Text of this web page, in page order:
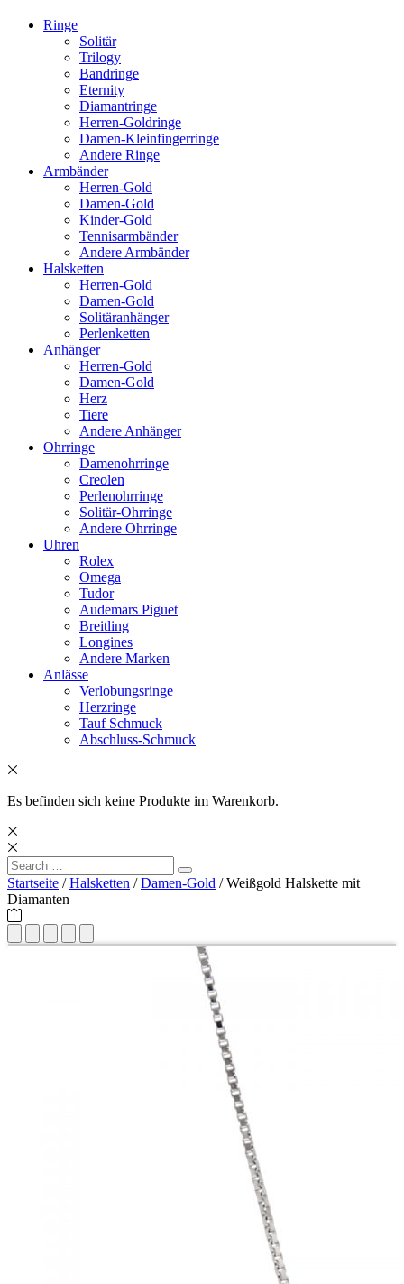
Ringe
Solitär
Trilogy
Bandringe
Eternity
Diamantringe
Herren-Goldringe
Damen-Kleinfingerringe
Andere Ringe
Armbänder
Herren-Gold
Damen-Gold
Kinder-Gold
Tennisarmbänder
Andere Armbänder
Halsketten
Herren-Gold
Damen-Gold
Solitäranhänger
Perlenketten
Anhänger
Herren-Gold
Damen-Gold
Herz
Tiere
Andere Anhänger
Ohrringe
Damenohrringe
Creolen
Perlenohrringe
Solitär-Ohrringe
Andere Ohrringe
Uhren
Rolex
Omega
Tudor
Audemars Piguet
Breitling
Longines
Andere Marken
Anlässe
Verlobungsringe
Herzringe
Tauf Schmuck
Abschluss-Schmuck
Es befinden sich keine Produkte im Warenkorb.
Search
for:
Search
Startseite /Halsketten /Damen-Gold / Weißgold Halskette mit
Diamanten